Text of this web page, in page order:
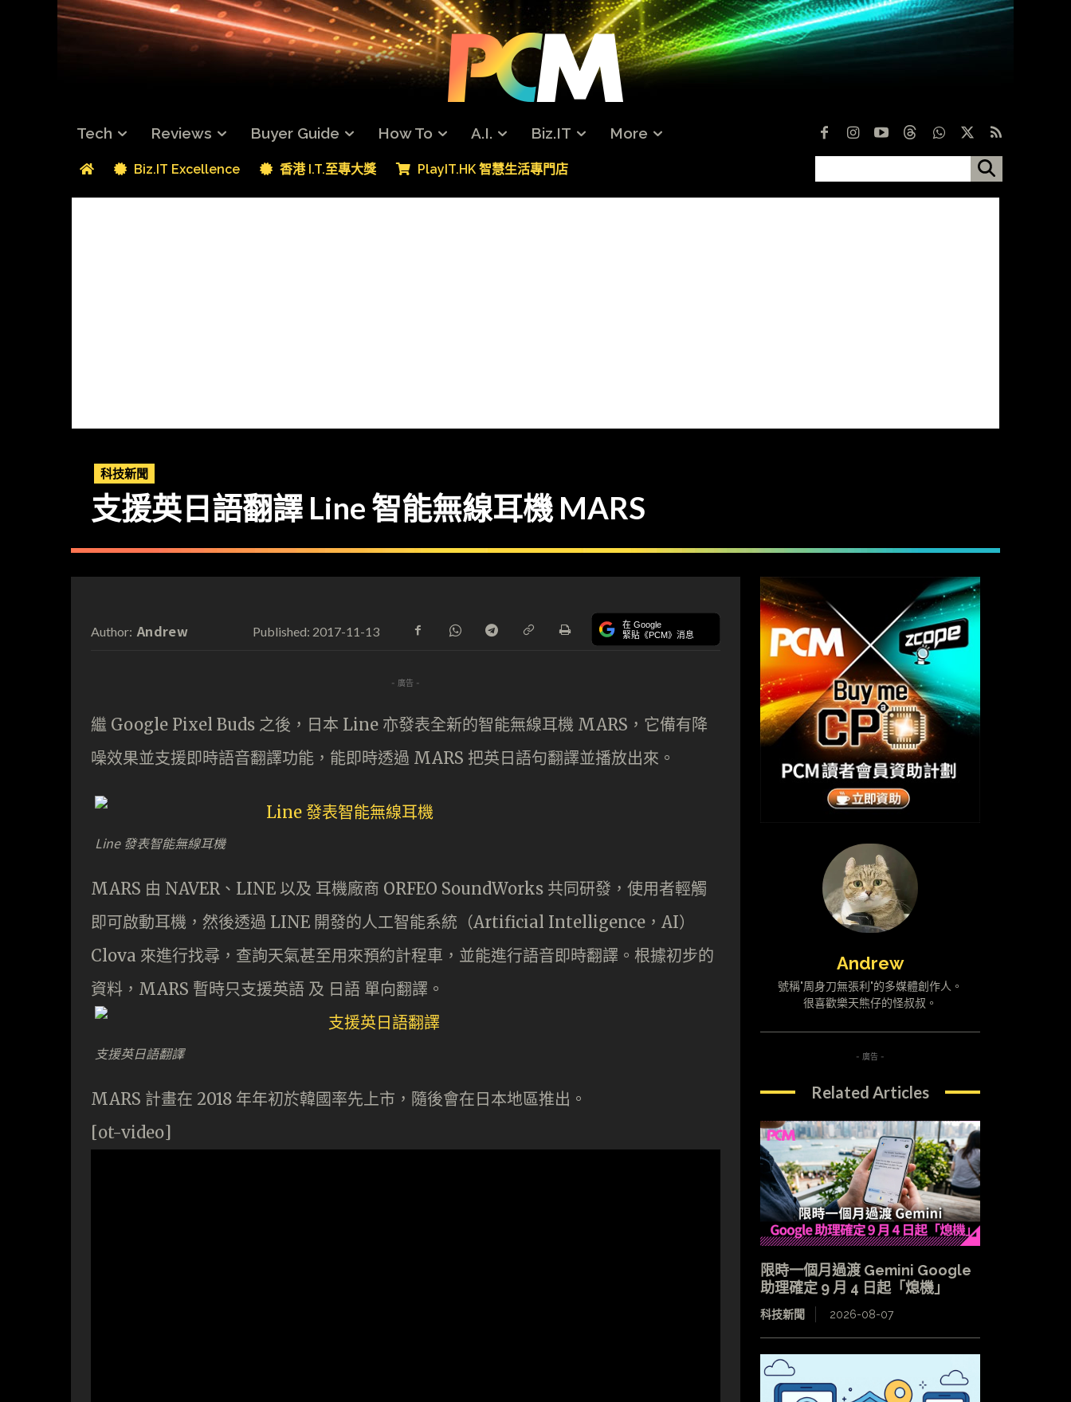
Tech Reviews Buyer Guide How To A.I. Biz.IT More
Biz.IT Excellence 香港 I.T.至專大獎 PlayIT.HK 智慧生活專門店
科技新聞
支援英日語翻譯 Line 智能無線耳機 MARS
Author: Andrew Published: 2017-11-13 在 Google
緊貼《PCM》消息
- 廣告 -
繼 Google Pixel Buds 之後，日本 Line 亦發表全新的智能無線耳機 MARS，它備有降
噪效果並支援即時語音翻譯功能，能即時透過 MARS 把英日語句翻譯並播放出來。
Line 發表智能無線耳機
MARS 由 NAVER、LINE 以及 耳機廠商 ORFEO SoundWorks 共同研發，使用者輕觸
即可啟動耳機，然後透過 LINE 開發的人工智能系統（Artificial Intelligence，AI）
Clova 來進行找尋，查詢天氣甚至用來預約計程車，並能進行語音即時翻譯。根據初步的
資料，MARS 暫時只支援英語 及 日語 單向翻譯。
支援英日語翻譯
MARS 計畫在 2018 年年初於韓國率先上市，隨後會在日本地區推出。
[ot-video]
Andrew
號稱"周身刀無張利"的多媒體創作人。
很喜歡樂天熊仔的怪叔叔。
- 廣告 -
Related Articles
限時一個月過渡 Gemini Google
助理確定 9 月 4 日起「熄機」
科技新聞 2026-08-07